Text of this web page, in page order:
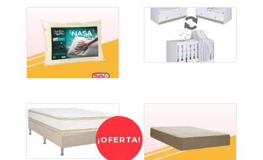
¡OFERTA!